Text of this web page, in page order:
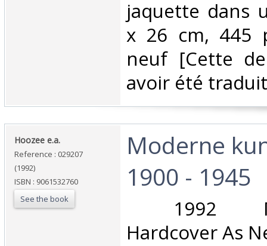
jaquette dans
x 26 cm, 445
neuf [Cette
avoir été
‎Hoozee e.a.‎
Reference : 029207
(1992)
ISBN : 9061532760
See the book
‎Moderne
1900 - 1945‎
1992
Hardcover As